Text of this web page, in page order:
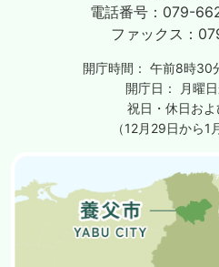
電話番号： 079-
ファックス：
開庁時間： 午前8時30
開庁日：
月曜
祝日・休日お
（12月29日から1